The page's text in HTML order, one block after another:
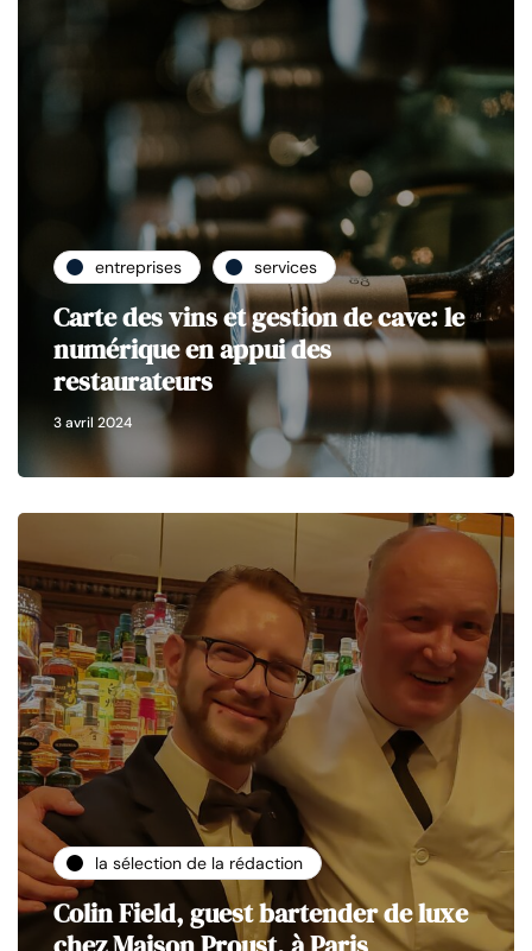
entreprises services
Carte des vins et gestion de cave: le
numérique en appui des
restaurateurs
3 avril 2024
la sélection de la rédaction
Colin Field, guest bartender de luxe